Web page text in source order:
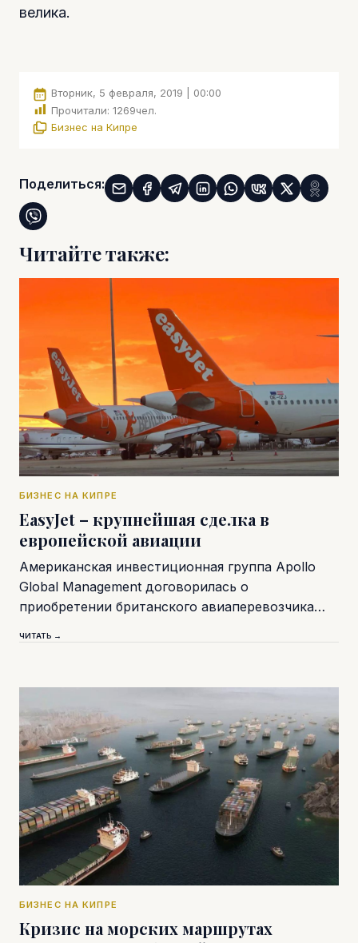
велика.
Вторник, 5 февраля, 2019 | 00:00
Прочитали: 1269чел.
Бизнес на Кипре
Поделиться:
Читайте также:
БИЗНЕС НА КИПРЕ
EasyJet – крупнейшая сделка в
европейской авиации
Американская инвестиционная группа Apollo
Global Management договорилась о
приобретении британского авиаперевозчика…
ЧИТАТЬ →
БИЗНЕС НА КИПРЕ
Кризис на морских маршрутах